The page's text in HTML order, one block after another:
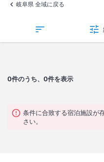
岐阜県 全域に戻る
0件のうち、0件を表示
条件に合致する宿泊施設が
さい。